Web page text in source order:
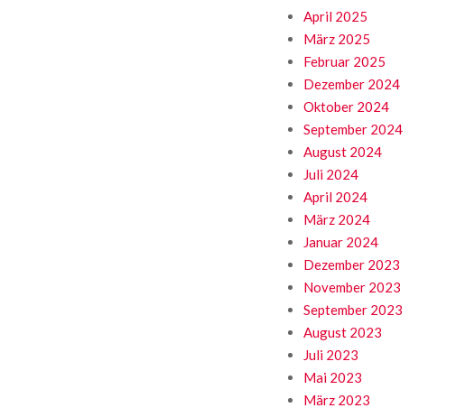
April 2025
März 2025
Februar 2025
Dezember 2024
Oktober 2024
September 2024
August 2024
Juli 2024
April 2024
März 2024
Januar 2024
Dezember 2023
November 2023
September 2023
August 2023
Juli 2023
Mai 2023
März 2023